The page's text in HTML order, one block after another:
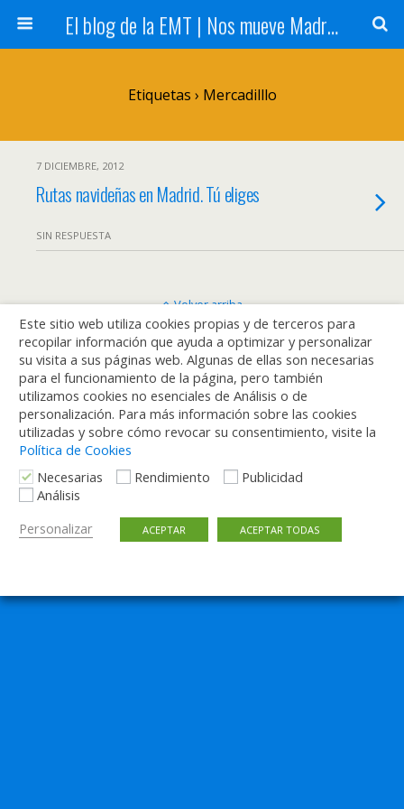
El blog de la EMT | Nos mueve Madrid
Etiquetas › Mercadilllo
7 DICIEMBRE, 2012
Rutas navideñas en Madrid. Tú eliges
SIN RESPUESTA
Volver arriba
Móvil Escritorio
Este sitio web utiliza cookies propias y de terceros para
recopilar información que ayuda a optimizar y personalizar
su visita a sus páginas web. Algunas de ellas son necesarias
para el funcionamiento de la página, pero también
utilizamos cookies no esenciales de Análisis o de
personalización. Para más información sobre las cookies
utilizadas y sobre cómo revocar su consentimiento, visite la
Política de Cookies
Necesarias
Rendimiento
Publicidad
Análisis
Personalizar
ACEPTAR ACEPTAR TODAS